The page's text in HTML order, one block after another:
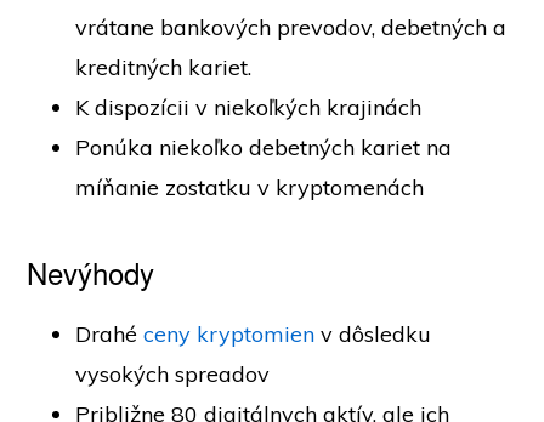
vrátane bankových prevodov, debetných a
kreditných kariet.
K dispozícii v niekoľkých krajinách
Ponúka niekoľko debetných kariet na
míňanie zostatku v kryptomenách
Nevýhody
Drahéceny kryptomien v dôsledku
vysokých spreadov
Približne 80 digitálnych aktív, ale ich